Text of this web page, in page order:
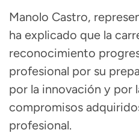
Manolo Castro,
ha explicado que la
reconocimiento
profesional por su
por la innovación y por
compromisos
profesional.